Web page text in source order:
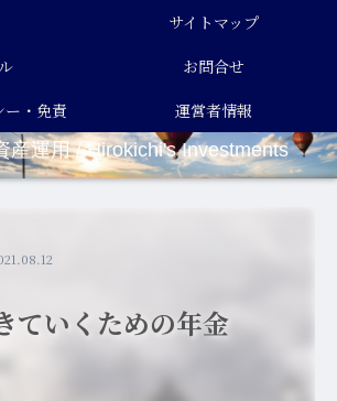
産運用 / Hirokichi's Investments
サイトマップ
お問合せ
ー・免責
運営者情報
ていくための年金